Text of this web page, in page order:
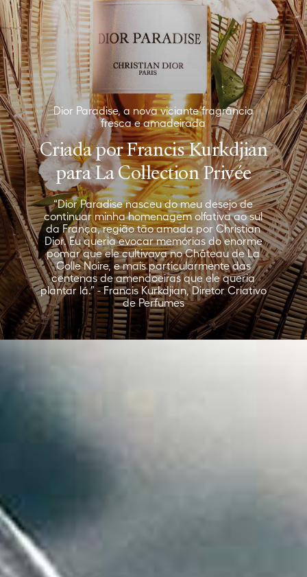
Dior Paradise, a nova viciante fragrância
fresca e amadeirada
Criada por Francis Kurkdjian
para La Collection Privée
“Dior Paradise nasceu do meu desejo de
continuar minha homenagem olfativa ao sul
da França, região tão amada por Christian
Dior. Eu queria evocar memórias do enorme
pomar que ele cultivava no Château de La
Colle Noire, e mais particularmente das
centenas de amendoeiras que ele queria
plantar lá.” - Francis Kurkdjian, Diretor Criativo
de Perfumes